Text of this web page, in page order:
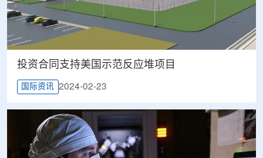
投资合同支持美国示范反应堆项目
国际资讯 2024-02-23